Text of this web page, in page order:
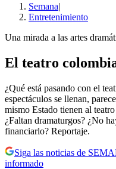
Semana|
Entretenimiento
Una mirada a las artes
El teatro
¿Qué está pasando con el
espectáculos se llenan,
mismo Estado tienen al
¿Faltan dramaturgos? ¿No
financiarlo? Reportaje.
Siga las noticias de
informado